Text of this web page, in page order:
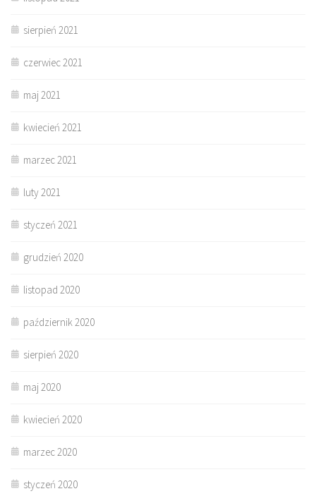
sierpień 2021
czerwiec 2021
maj 2021
kwiecień 2021
marzec 2021
luty 2021
styczeń 2021
grudzień 2020
listopad 2020
październik 2020
sierpień 2020
maj 2020
kwiecień 2020
marzec 2020
styczeń 2020